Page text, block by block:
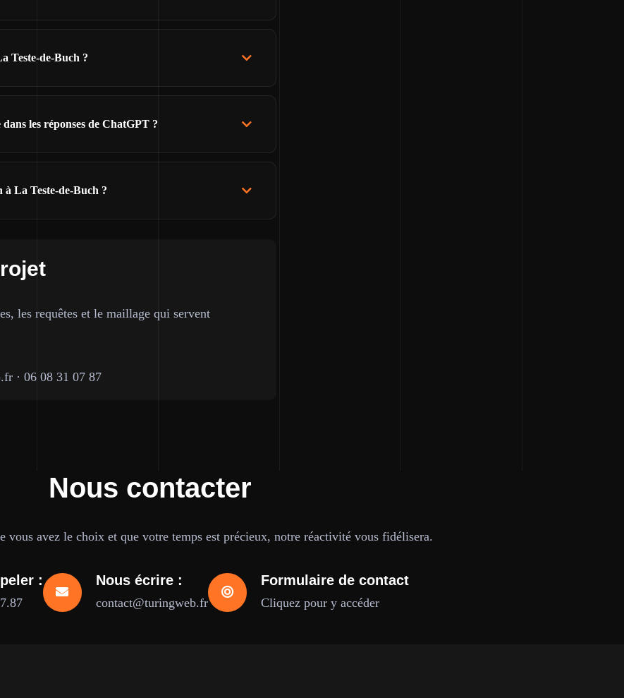
Teste-de-Buch ?
les réponses de ChatGPT ?
La Teste-de-Buch ?
les requêtes et le maillage qui servent
· 06 08 31 07 87
Nous contacter
vous avez le choix et que votre temps est précieux, notre réactivité vous fidélisera.
: Nous écrire :
contact@turingweb.fr
Formulaire de contact
Cliquez pour y accéder